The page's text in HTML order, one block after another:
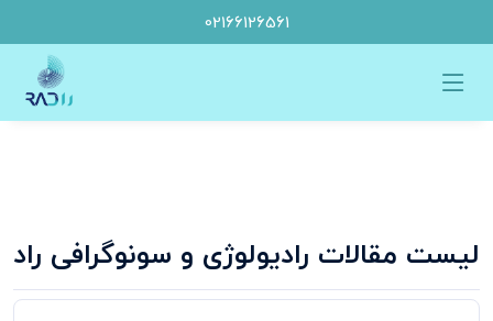
02166126561
لیست مقالات رادیولوژی و سونوگرافی راد